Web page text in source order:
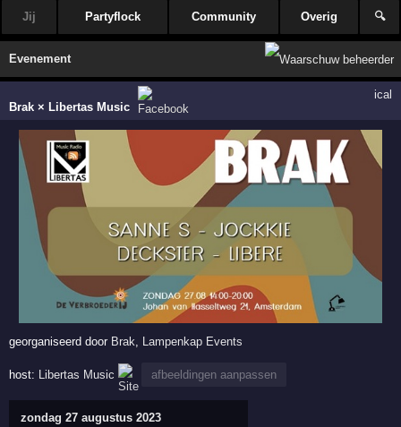
Jij Partyflock Community Overig 🔍
Evenement
Brak × Libertas Music
ical
georganiseerd door Brak Lampenkap Events
host: Libertas Music afbeeldingen aanpassen
zondag 27 augustus 2023